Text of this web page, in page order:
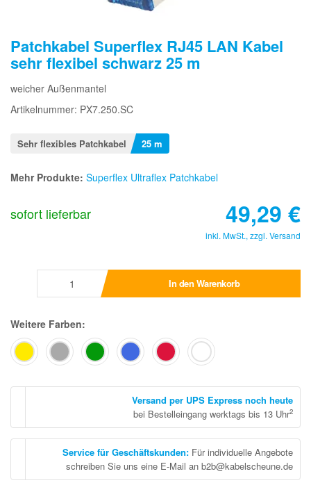
Patchkabel Superflex RJ45 LAN Kabel
sehr flexibel schwarz 25 m
weicher Außenmantel
Artikelnummer: PX7.250.SC
Sehr flexibles Patchkabel 25 m
Mehr Produkte: Superflex Ultraflex Patchkabel
sofort lieferbar 49,29 €
inkl. MwSt., zzgl. Versand
In den Warenkorb
Weitere Farben:
Versand per UPS Express noch heute
bei Bestelleingang werktags bis 13 Uhr2
Service für Geschäftskunden: Für individuelle Angebote
schreiben Sie uns eine E-Mail an b2b@kabelscheune.de